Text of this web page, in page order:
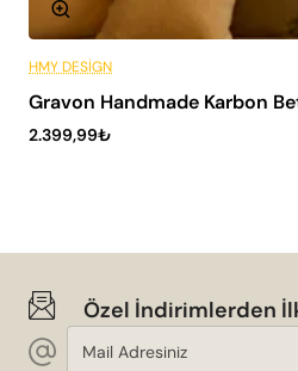
HMY DESIGN
Gravon Handmade Karbon
2.399,99₺
Özel İndirimlerden
Mail
Adresiniz